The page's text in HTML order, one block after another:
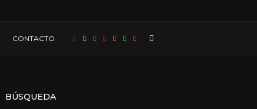
CONTACTO
BÚSQUEDA